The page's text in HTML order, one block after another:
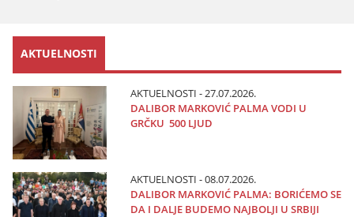
AKTUELNOSTI
AKTUELNOSTI - 27.07.2026.
DALIBOR MARKOVIĆ PALMA VODI U
GRČKU 500 LJUD
AKTUELNOSTI - 08.07.2026.
DALIBOR MARKOVIĆ PALMA: BORIĆEMO SE
DA I DALJE BUDEMO NAJBOLJI U SRBIJI